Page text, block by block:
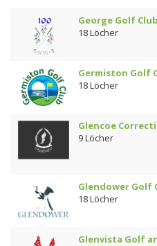
George Golf Club
18 Löcher
Germiston Golf
18 Löcher
Glencoe
9 Löcher
Glendower Golf
18 Löcher
Glenvista Golf